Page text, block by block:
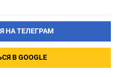
НА ТЕЛЕГРАМ
В GOOGLE